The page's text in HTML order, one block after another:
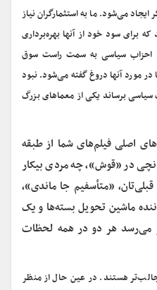
می‌شود. ما به استثمارگران نیاز
که برای سود خود از آنها بهره‌برداری
احزاب سیاسی به سمت راست سوق
در مورد آنها دروغ گفته می‌شود. نبود
سیاسی برساند یکی از معماهای بزرگ
اصلی فیلم‌های شما از طبقه
در «قوش»، چه مردی بیکار
«متأسفیم جا ماندی»،
ماشین تحویل بسته‌ها و یک
می‌رسد هر دو در همه لحظات
هستند. در عین حال از منظر